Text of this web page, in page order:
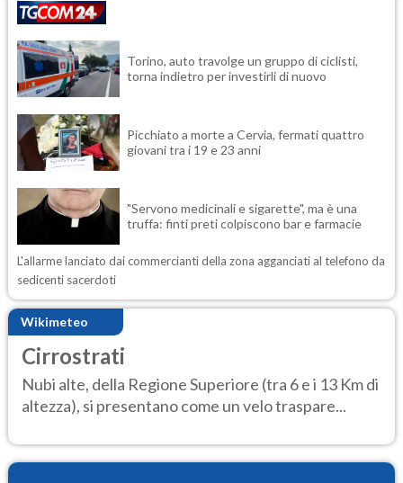
Torino, auto travolge un gruppo di ciclisti,
torna indietro per investirli di nuovo
Picchiato a morte a Cervia, fermati quattro
giovani tra i 19 e 23 anni
"Servono medicinali e sigarette", ma è una
truffa: finti preti colpiscono bar e farmacie
L'allarme lanciato dai commercianti della zona agganciati al telefono da
sedicenti sacerdoti
Wikimeteo
Cirrostrati
Nubi alte, della Regione Superiore (tra 6 e i 13 Km di
altezza), si presentano come un velo traspare...